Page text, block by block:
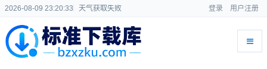
2026-08-09 23:20:33 天气获取失败 登录 用户注册